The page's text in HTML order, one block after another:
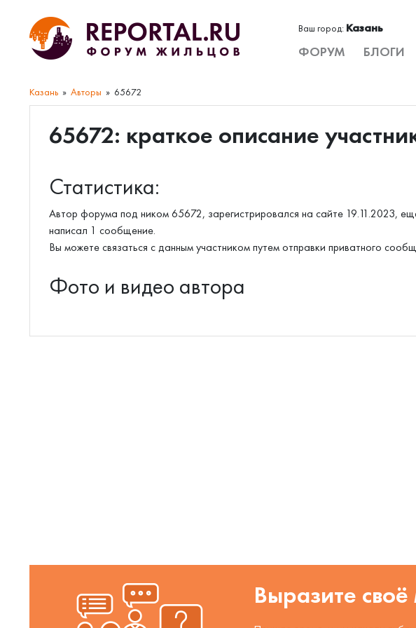
Ваш город: Казань
ФОРУМ БЛОГИ
Казань Авторы 65672
65672: краткое описание
Статистика:
Автор форума под ником 65672, зарегистрировался на сайте 19.11.2023,
написал 1 сообщение.
Вы можете связаться с данным участником путем отправки приватного
Фото и видео автора
Выразите